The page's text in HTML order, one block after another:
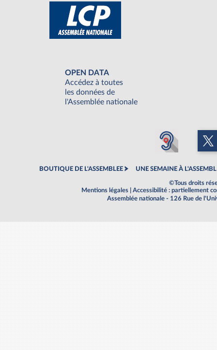
OPEN DATA
Accédez à toutes
les données de
l'Assemblée nationale
BOUTIQUE DE L'ASSEMBLEE UNE SEMAINE À
©Tous droits
Mentions légales
Accessibilité : partiellement
Assemblée nationale - 126 Rue de